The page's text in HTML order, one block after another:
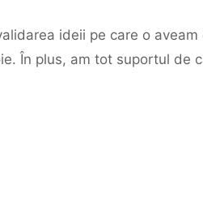
ideii pe care o
În plus, am tot suportul de